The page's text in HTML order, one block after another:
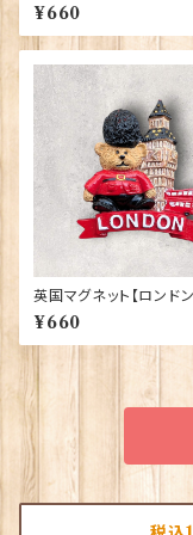
ア】A&S Gifts 90030
¥660
英国マグネット【ロンドン
&S Gifts 90030（
¥660